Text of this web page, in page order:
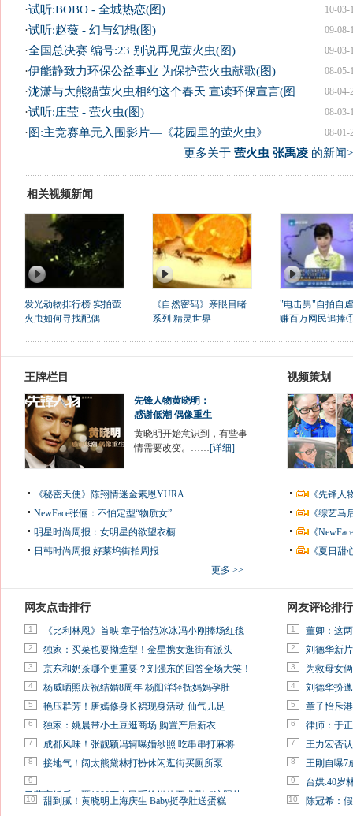
10-03-
·试听:BOBO - 全城热恋(图)
09-08-
·试听:赵薇 - 幻与幻想(图)
09-03-
·全国总决赛 编号:23 别说再见萤火虫(图)
08-05-
·伊能静致力环保公益事业 为保护萤火虫献歌(图)
08-04-
·泷潇与大熊猫萤火虫相约这个春天 宣读环保宣言(图
08-03-
·试听:庄莹 - 萤火虫(图)
08-01-
· 图:主竞赛单元入围影片—《花园里的萤火虫》
更多关于 萤火虫 张禹凌的新闻
相关视频新闻
发光动物排行榜 实拍萤
火虫如何寻找配偶
《自然密码》亲眼目睹
系列 精灵世界
"电击男"自拍自
赚百万网民追捧
王牌栏目
先锋人物黄晓明：
感谢低潮 偶像重生
黄晓明开始意识到，有些事
情需要改变。……[详细]
《秘密天使》陈翔情迷金素恩YURA
NewFace张俪：不怕定型“物质女”
明星时尚周报：女明星的欲望衣橱
日韩时尚周报 好莱坞街拍周报
更多 >>
视频策划
《先锋
《综艺
《
《夏日
网友点击排行
1 《比利林恩》首映 章子怡范冰冰冯小刚捧场红毯
2 独家：买菜也要拗造型！金星携女逛街有派头
3 京东和奶茶哪个更重要？刘强东的回答全场大笑！
4 杨威晒照庆祝结婚8周年 杨阳洋轻抚妈妈孕肚
5 艳压群芳！唐嫣修身长裙现身活动 仙气儿足
6 独家：姚晨带小土豆逛商场 购置产后新衣
7 成都风味！张靓颖冯轲曝婚纱照 吃串串打麻将
8 接地气！阔太熊黛林打扮休闲逛街买厕所泵
9
马蓉离婚后，砸1000万人民币给媒体要求删掉这照片
10 甜到腻！黄晓明上海庆生 Baby挺孕肚送蛋糕
网友评论排行
1 董卿：这
2 刘德华新
3 为救母女
4 刘德华扮
5 章子怡斥
6 律师：于
7 王力宏否
8 王刚自曝7
9 台媒:40岁
10 陈冠希：